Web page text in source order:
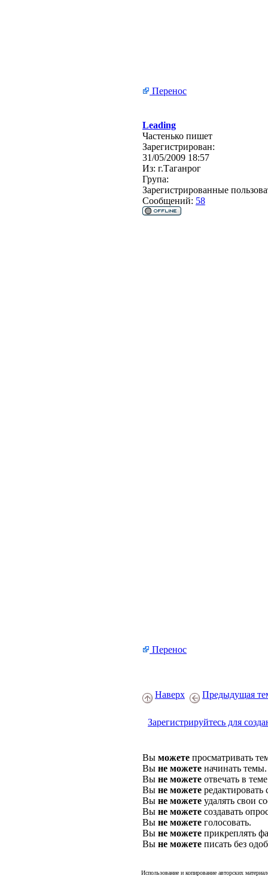
Перенос
Leading
Частенько пишет
Зарегистрирован:
31/05/2009 18:57
Из: г.Таганрог
Група:
Зарегистрированные
Сообщений: 58
Перенос
Наверх Предыдущая
Зарегистрируйтесь для
Вы можете просматривать
Вы не можете начинать темы.
Вы не можете отвечать в
Вы не можете
Вы не можете удалять свои
Вы не можете создавать
Вы не можете голосовать.
Вы не можете прикреплять
Вы не можете писать без
Использование и копирование авторских